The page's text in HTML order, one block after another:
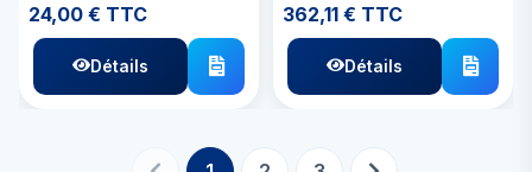
24,00 € TTC
Détails
362,11 € TTC
Détails